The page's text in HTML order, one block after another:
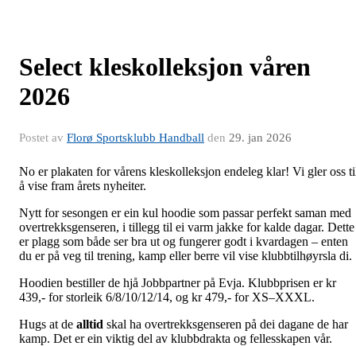
Select kleskolleksjon våren
2026
Postet av Florø Sportsklubb Handball den 29. jan 2026
No er plakaten for vårens kleskolleksjon endeleg klar! Vi gler oss
å vise fram årets nyheiter.
Nytt for sesongen er ein kul hoodie som passar perfekt saman med
overtrekksgenseren, i tillegg til ei varm jakke for kalde dagar. Dette
er plagg som både ser bra ut og fungerer godt i kvardagen – enten
du er på veg til trening, kamp eller berre vil vise klubbtilhøyrsla di.
Hoodien bestiller de hjå Jobbpartner på Evja. Klubbprisen er kr
439,- for storleik 6/8/10/12/14, og kr 479,- for XS–XXXL.
Hugs at de alltid skal ha overtrekksgenseren på dei dagane de har
kamp. Det er ein viktig del av klubbdrakta og fellesskapen vår.